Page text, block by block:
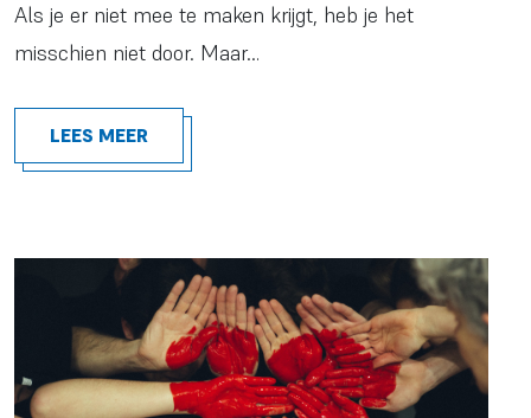
Als je er niet mee te maken krijgt, heb je het
misschien niet door. Maar…
LEES MEER